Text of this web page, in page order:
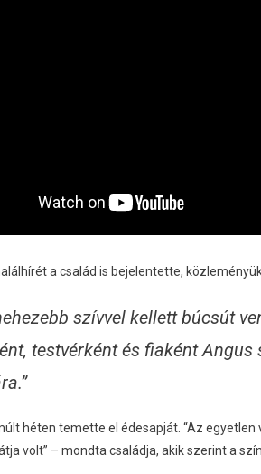
a család is bejelentette,
szívvel kellett búcsút
testvérként és fiaként
héten temette el édesapját. “Az
volt” – mondta családja, akik szerint a